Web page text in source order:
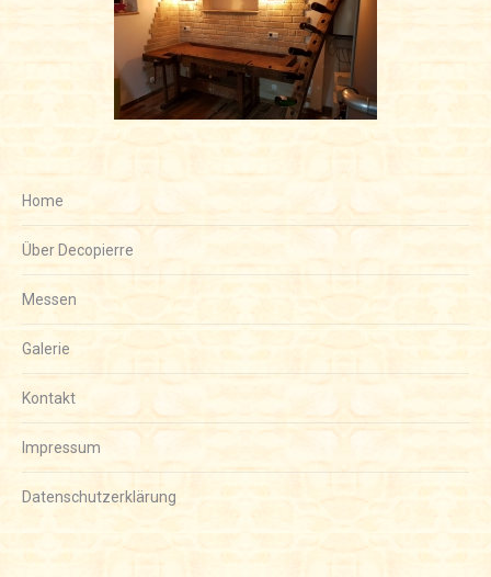
Home
Über Decopierre
Messen
Galerie
Kontakt
Impressum
Datenschutzerklärung